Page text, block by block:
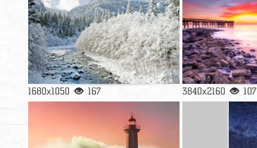
1680x1050 167 3840x2160 107